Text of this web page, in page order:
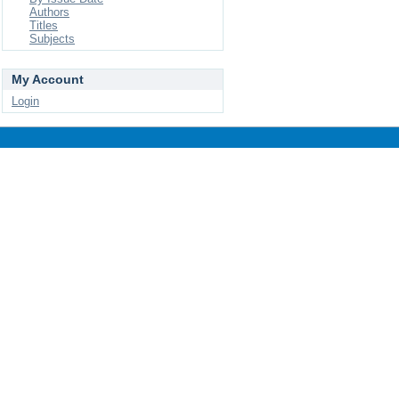
Authors
Titles
Subjects
My Account
Login